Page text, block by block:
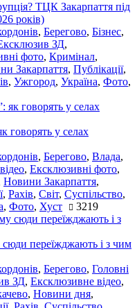
ТЦК Закарпаття під
років)
, Берегово, Бізнес,
ЗД,
фото, Кримінал,
Закарпаття, Публікації,
, Ужгород, Україна, Фото,
говорять у селах
, Берегово, Влада,
, Ексклюзивні фото,
Новини Закарпаття,
, Рахів, Світ, Суспільство,
, Фото, Хуст 3219
сюди переїжджають і з чим
, Берегово, Головні
ЗД, Ексклюзивне відео,
, Новини дня,